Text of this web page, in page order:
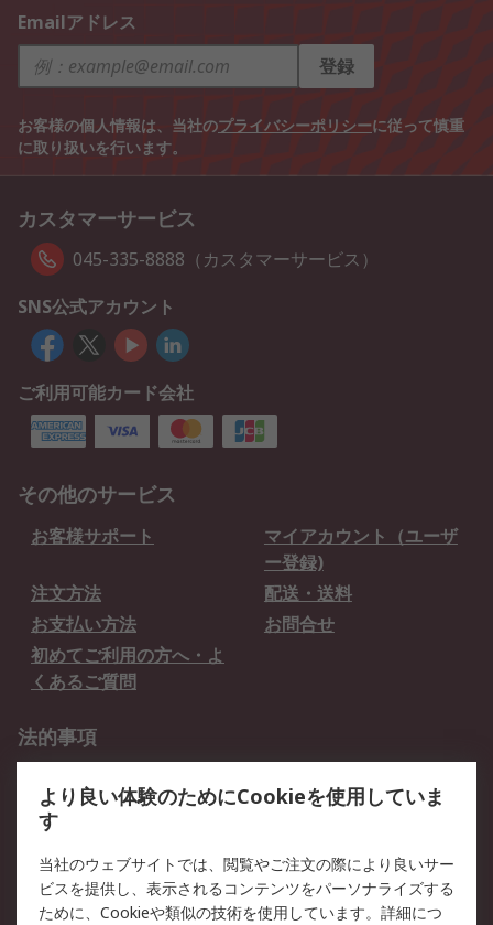
Emailアドレス
登録
お客様の個人情報は、当社のプライバシーポリシーに従って慎重
に取り扱いを行います。
カスタマーサービス
045-335-8888（カスタマーサービス）
SNS公式アカウント
ご利用可能カード会社
その他のサービス
お客様サポート
マイアカウント（ユーザ
ー登録)
注文方法
配送・送料
お支払い方法
お問合せ
初めてご利用の方へ・よ
くあるご質問
法的事項
クッキーポリシー
RSについて
会社概要 採用情報
より良い体験のためにCookieを使用していま
す
当社のウェブサイトでは、閲覧やご注文の際により良いサー
ビスを提供し、表示されるコンテンツをパーソナライズする
ために、Cookieや類似の技術を使用しています。詳細につ